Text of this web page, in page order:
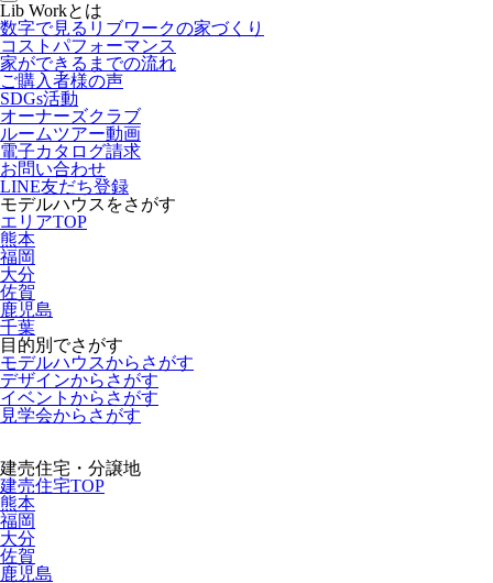
Lib Workとは
数字で見るリブワークの家づくり
コストパフォーマンス
家ができるまでの流れ
ご購入者様の声
SDGs活動
オーナーズクラブ
ルームツアー動画
電子カタログ請求
お問い合わせ
LINE友だち登録
モデルハウスをさがす
エリアTOP
熊本
福岡
大分
佐賀
鹿児島
千葉
目的別でさがす
モデルハウスからさがす
デザインからさがす
イベントからさがす
見学会からさがす
建売住宅・分譲地
建売住宅TOP
熊本
福岡
大分
佐賀
鹿児島